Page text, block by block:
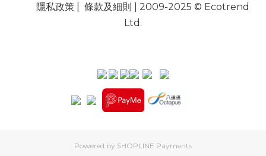
隱私政策| 條款及細則 | 2009-2025 © Ecotrend
Ltd.
Powered by SHOPLINE Payments